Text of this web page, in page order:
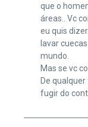
que o
áreas.. Vc
eu quis
lavar
mundo.
Mas se vc
De
fugir do